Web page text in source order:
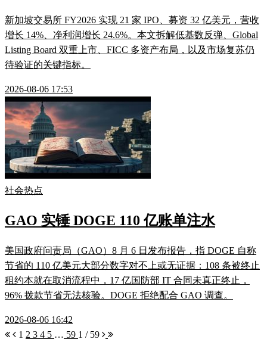
新加坡交易所 FY2026 实现 21 家 IPO、募资 32 亿美元，营收
增长 14%、净利润增长 24.6%。本文拆解低基数反弹、Global
Listing Board 双重上市、FICC 多资产布局，以及市场复苏仍
待验证的关键指标。
2026-08-06 17:53
社会热点
GAO 实锤 DOGE 110 亿账单注水
美国政府问责局（GAO）8 月 6 日发布报告，指 DOGE 自称
节省的 110 亿美元大部分数字对不上或无证据：108 条被终止
租约本就在取消流程中，17 亿国防部 IT 合同未真正终止，
96% 拨款节省无法核验。DOGE 拒绝配合 GAO 调查。
2026-08-06 16:42
1 2 3 4 5 … 59 1 / 59